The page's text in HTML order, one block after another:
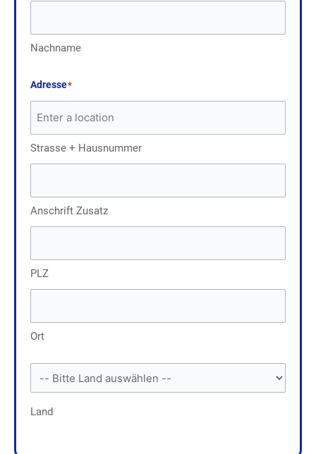
Nachname
Adresse*
Strasse + Hausnummer
Anschrift Zusatz
Ort
PLZ
*
Land